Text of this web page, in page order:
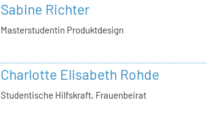
Sabine Richter
Masterstudentin Produktdesign
Charlotte Elisabeth Rohde
Studentische Hilfskraft, Frauenbeirat